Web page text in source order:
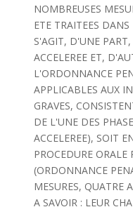
NOMBREUSES
ETE TRAITEES
S'AGIT, D'UNE
ACCELEREE ET,
L'ORDONNANCE
APPLICABLES AUX
GRAVES,
DE L'UNE DES
ACCELEREE), SOIT
PROCEDURE ORALE
(ORDONNANCE
MESURES, QUATRE
A SAVOIR : LEUR